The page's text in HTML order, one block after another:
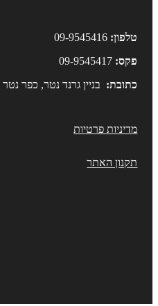
09-9545416
09-9545417
בניין גרנד נטר, כפר נטר
פרטיות
האתר